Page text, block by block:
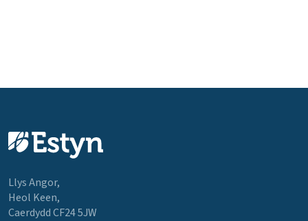
Llys Angor,
Heol Keen,
Caerdydd CF24 5JW